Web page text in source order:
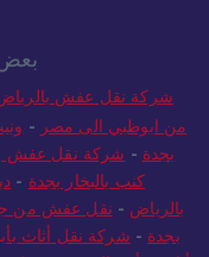
شركة نقل عفش
من ابوظبي الى مصر -
بجدة - شركة نقل عفش
كنب بالبخار بجدة -
بالرياض - نقل عفش من
بجدة - شركة نقل أثاث